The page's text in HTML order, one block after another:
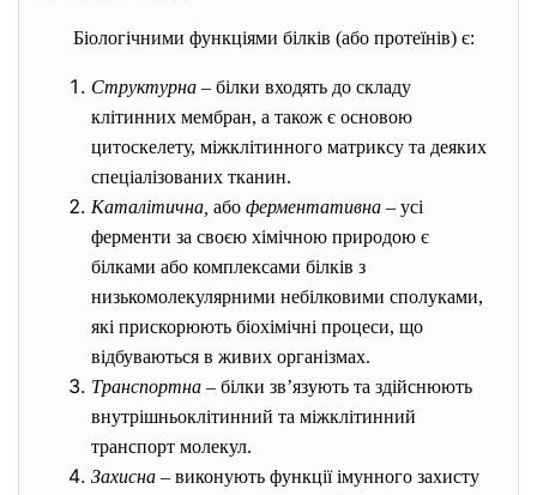
Біологічними функціями білків (або протеїнів) є:
Структурна – білки входять до складу
клітинних мембран, а також є основою
цитоскелету, міжклітинного матриксу та деяких
спеціалізованих тканин.
Каталітична, або ферментативна – усі
ферменти за своєю хімічною природою є
білками або комплексами білків з
низькомолекулярними небілковими сполуками,
які прискорюють біохімічні процеси, що
відбуваються в живих організмах.
Транспортна – білки зв’язують та здійснюють
внутрішньоклітинний та міжклітинний
транспорт молекул.
Захисна – виконують функції імунного захисту